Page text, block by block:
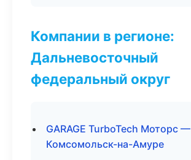
Компании в регионе:
Дальневосточный
федеральный округ
GARAGE TurboTech Моторс —
Комсомольск-на-Амуре